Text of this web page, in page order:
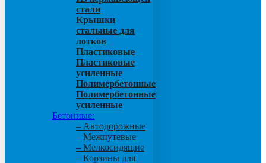
стали
Крышки
стальные для
лотков
Пластиковые
Пластиковые
усиленные
Полимербетонные
Полимербетонные
усиленные
Бетонные:
– Автодорожные
– Межпутевые
– Мелкосидящие
– Корзины для